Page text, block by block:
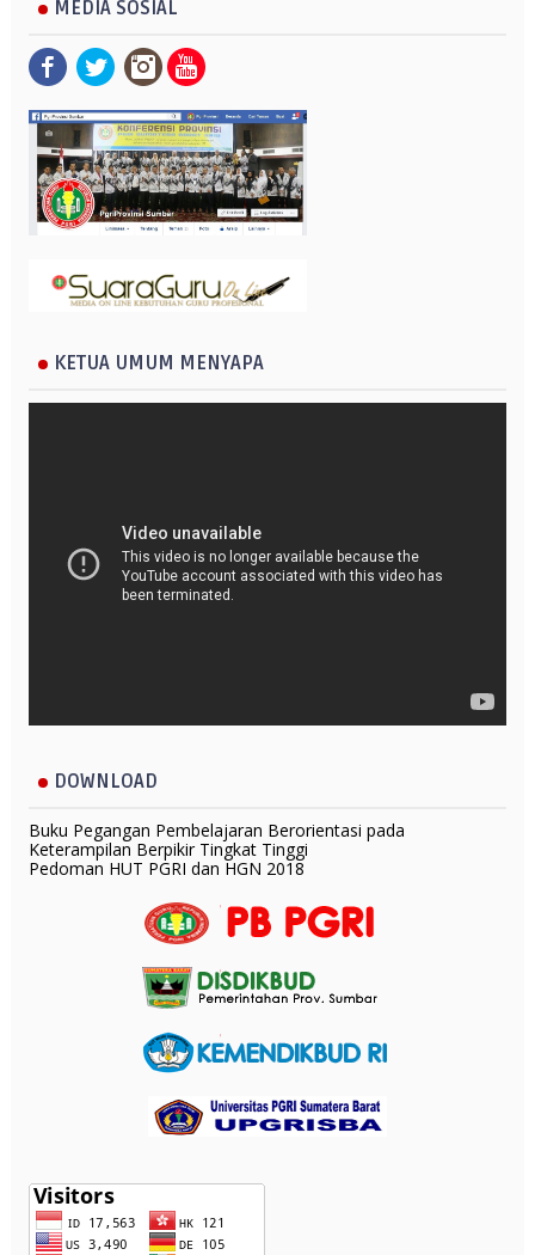
MEDIA SOSIAL
KETUA UMUM MENYAPA
DOWNLOAD
Buku Pegangan Pembelajaran Berorientasi pada
Keterampilan Berpikir Tingkat Tinggi
Pedoman HUT PGRI dan HGN 2018